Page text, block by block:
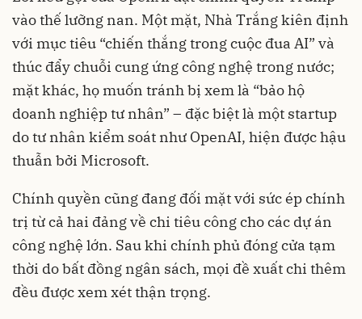
vào thế lưỡng nan. Một mặt, Nhà Trắng kiên định
với mục tiêu “chiến thắng trong cuộc đua AI” và
thúc đẩy chuỗi cung ứng công nghệ trong nước;
mặt khác, họ muốn tránh bị xem là “bảo hộ
doanh nghiệp tư nhân” – đặc biệt là một startup
do tư nhân kiểm soát như OpenAI, hiện được hậu
thuẫn bởi Microsoft.
Chính quyền cũng đang đối mặt với sức ép chính
trị từ cả hai đảng về chi tiêu công cho các dự án
công nghệ lớn. Sau khi chính phủ đóng cửa tạm
thời do bất đồng ngân sách, mọi đề xuất chi thêm
đều được xem xét thận trọng.